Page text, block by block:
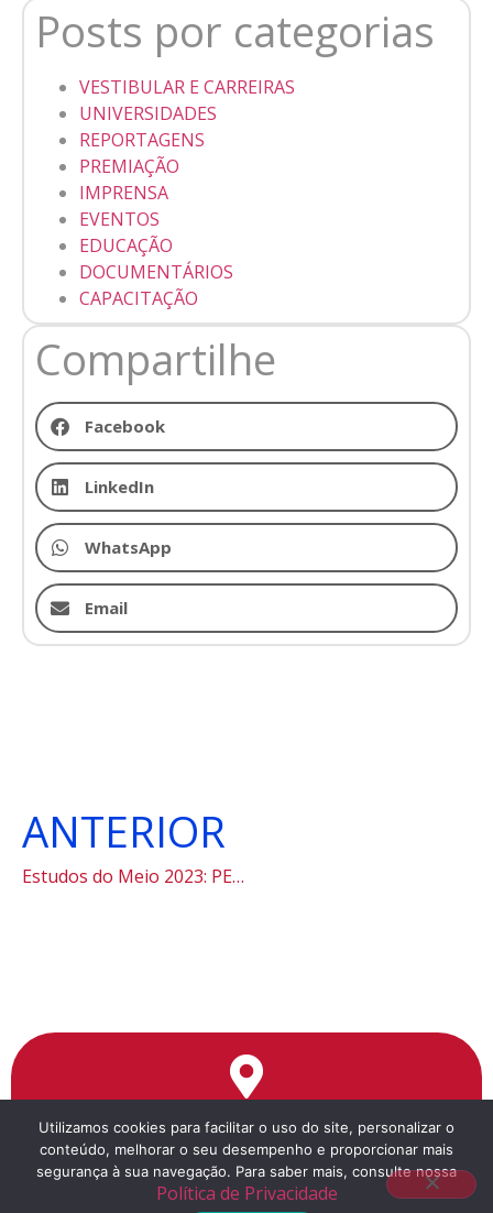
Posts por categorias
VESTIBULAR E CARREIRAS
UNIVERSIDADES
REPORTAGENS
PREMIAÇÃO
IMPRENSA
EVENTOS
EDUCAÇÃO
DOCUMENTÁRIOS
CAPACITAÇÃO
Compartilhe
Facebook
LinkedIn
WhatsApp
Email
ANTERIOR
Estudos do Meio 2023: PETAR
Endereço
Rua da Cantareira, 1351
a 5 minutos a pé da estação Tiradentes do Metrô
Utilizamos cookies para facilitar o uso do site, personalizar o
conteúdo, melhorar o seu desempenho e proporcionar mais
segurança à sua navegação. Para saber mais, consulte nossa
Política de Privacidade